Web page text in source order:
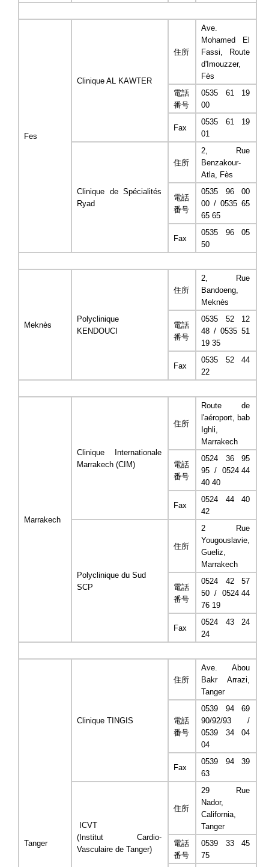
Fes
Clinique AL KAWTER
住所
Ave.
Mohamed El
Fassi, Route
d'Imouzzer,
Fès
電話
番号
0535 61 19
00
Fax
0535 61 19
01
Clinique de Spécialités
Ryad
住所
2, Rue
Benzakour-
Atla, Fès
電話
番号
0535 96 00
00 / 0535 65
65 65
Fax
0535 96 05
50
Meknès
Polyclinique
KENDOUCI
住所
2, Rue
Bandoeng,
Meknès
電話
番号
0535 52 12
48 / 0535 51
19 35
Fax
0535 52 44
22
Marrakech
Clinique Internationale
Marrakech (CIM)
住所
Route de
l'aéroport, bab
Ighli,
Marrakech
電話
番号
0524 36 95
95 / 0524 44
40 40
Fax
0524 44 40
42
Polyclinique du Sud
SCP
住所
2 Rue
Yougouslavie,
Gueliz,
Marrakech
電話
番号
0524 42 57
50 / 0524 44
76 19
Fax
0524 43 24
24
Tanger
Clinique TINGIS
住所
Ave. Abou
Bakr Arrazi,
Tanger
電話
番号
0539 94 69
90/92/93 /
0539 34 04
04
Fax
0539 94 39
63
ICVT
(Institut Cardio-
Vasculaire de Tanger)
住所
29 Rue
Nador,
California,
Tanger
電話
番号
0539 33 45
75